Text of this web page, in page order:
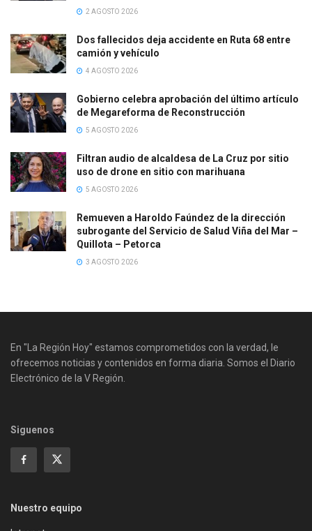
2 AGOSTO 2026
Dos fallecidos deja accidente en Ruta 68 entre
camión y vehículo
4 AGOSTO 2026
Gobierno celebra aprobación del último artículo
de Megareforma de Reconstrucción
5 AGOSTO 2026
Filtran audio de alcaldesa de La Cruz por sitio
uso de drone en sitio con marihuana
5 AGOSTO 2026
Remueven a Haroldo Faúndez de la dirección
subrogante del Servicio de Salud Viña del Mar –
Quillota – Petorca
3 AGOSTO 2026
En "La Región Hoy" estamos comprometidos con la verdad, le
ofrecemos noticias y contenidos en forma diaria. Somos el Diario
Electrónico de la V Región.
Siguenos
Nuestro equipo